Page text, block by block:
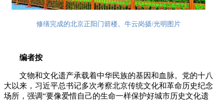
修缮完成的北京正阳门箭楼。牛云岗摄/光明图片
编者按
文物和文化遗产承载着中华民族的基因和血脉。党的十八
大以来，习近平总书记多次考察北京传统文化和革命历史纪念
场所，强调“要像爱惜自己的生命一样保护好城市历史文化遗